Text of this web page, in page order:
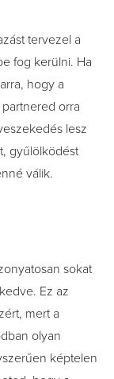
tervezel a
fog kerülni. Ha
hogy a
orra
lesz
gyűlölködést
válik.
sokat
Ez az
mert a
olyan
képtelen